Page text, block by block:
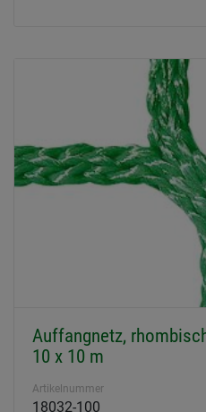
Auffangnetz,
10 x 10 m
Artikelnummer
18032-100